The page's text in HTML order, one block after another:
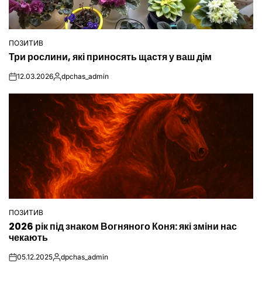
ОПУБЛІКУВАТИ
ПОЗИТИВ
Три рослини, які приносять щастя у ваш дім
on12.03.2026Опубліковано
dpchas_admin
ОПУБЛІКУВАТИ
У
ПОЗИТИВ
2026 рік під знаком Вогняного Коня: які зміни нас
чекають
on05.12.2025Опубліковано
dpchas_admin